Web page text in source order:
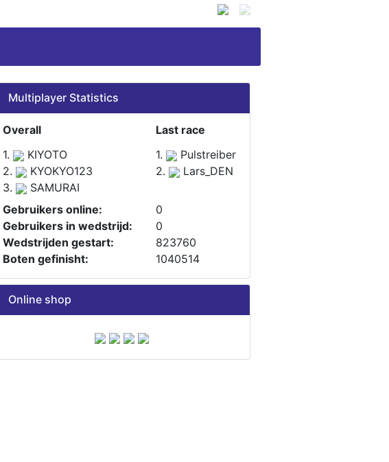
Multiplayer Statistics
Overall
Last race
1.
KIYOTO 1.
Pulstreiber
2.
KYOKYO123 2.
Lars_DEN
3.
SAMURAI
Gebruikers online:
0
Gebruikers in wedstrijd:
0
Wedstrijden gestart:
823760
Boten gefinisht:
1040514
Online shop